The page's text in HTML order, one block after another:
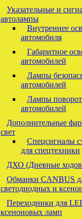
Указательные и
автолампы
Внутреннее
автомобиля
Габаритное
автомобилей
Лампы
автомобилей
Лампы
автомобилей
Дополнительные
свет
Спецсигналы
для спецтехники
ДХО (Дневные
Обманки CANBUS
светодиодных и
Переходники для
ксеноновых ламп